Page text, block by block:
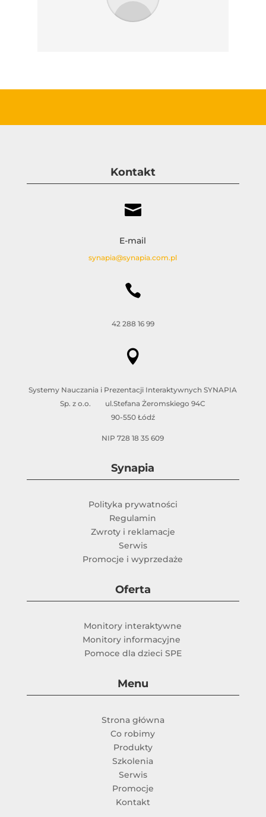
Kontakt

E-mail
synapia@synapia.com.pl

42 288 16 99

Systemy Nauczania i Prezentacji Interaktywnych SYNAPIA
Sp. z o.o. ul.Stefana Żeromskiego 94C
90-550 Łódź
NIP 728 18 35 609
Synapia
Polityka prywatności
Regulamin
Zwroty i reklamacje
Serwis
Promocje i wyprzedaże
Oferta
Monitory interaktywne
Monitory informacyjne
Pomoce dla dzieci SPE
Menu
Strona główna
Co robimy
Produkty
Szkolenia
Serwis
Promocje
Kontakt